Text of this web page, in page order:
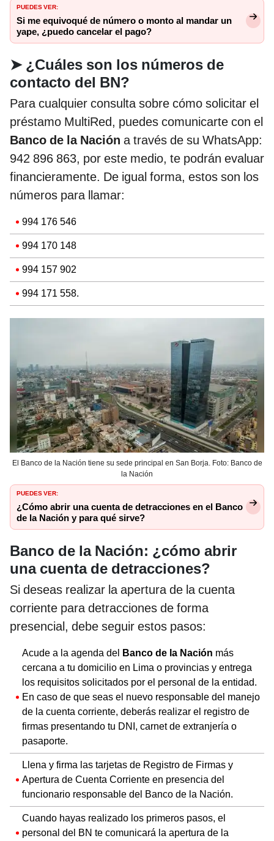
PUEDES VER:
Si me equivoqué de número o monto al mandar un
yape, ¿puedo cancelar el pago?
➤ ¿Cuáles son los números de
contacto del BN?
Para cualquier consulta sobre cómo solicitar el
préstamo MultiRed, puedes comunicarte con el
Banco de la Nación a través de su WhatsApp:
942 896 863, por este medio, te podrán evaluar
financieramente. De igual forma, estos son los
números para llamar:
994 176 546
994 170 148
994 157 902
994 171 558.
El Banco de la Nación tiene su sede principal en San Borja. Foto: Banco de
la Nación
PUEDES VER:
¿Cómo abrir una cuenta de detracciones en el Banco
de la Nación y para qué sirve?
Banco de la Nación: ¿cómo abrir
una cuenta de detracciones?
Si deseas realizar la apertura de la cuenta
corriente para detracciones de forma
presencial, debe seguir estos pasos:
Acude a la agenda del Banco de la Nación más
cercana a tu domicilio en Lima o provincias y entrega
los requisitos solicitados por el personal de la entidad.
En caso de que seas el nuevo responsable del manejo
de la cuenta corriente, deberás realizar el registro de
firmas presentando tu DNI, carnet de extranjería o
pasaporte.
Llena y firma las tarjetas de Registro de Firmas y
Apertura de Cuenta Corriente en presencia del
funcionario responsable del Banco de la Nación.
Cuando hayas realizado los primeros pasos, el
personal del BN te comunicará la apertura de la